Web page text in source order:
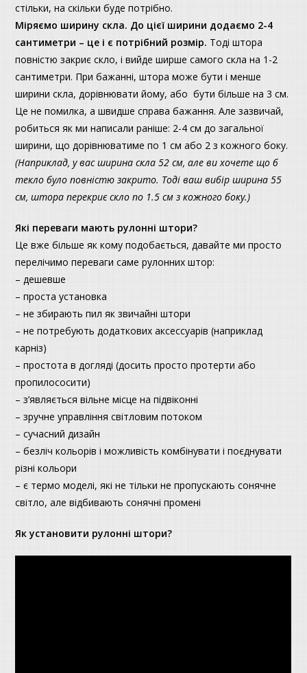
стільки, на скільки буде потрібно.
Міряємо ширину скла. До цієї ширини додаємо 2-4
сантиметри – це і є потрібний розмір. Тоді штора
повністю закриє скло, і вийде ширше самого скла на 1-2
сантиметри. При бажанні, штора може бути і менше
ширини скла, дорівнювати йому, або бути більше на 3 см.
Це не помилка, а швидше справа бажання. Але зазвичай,
робиться як ми написали раніше: 2-4 см до загальної
ширини, що дорівнюватиме по 1 см або 2 з кожного боку.
(Наприклад, у вас ширина скла 52 см, але ви хочете що б
текло було повністю закрито. Тоді ваш вибір ширина 55
см, штора перекриє скло по 1.5 см з кожного боку.)
Які переваги мають рулонні штори?
Це вже більше як кому подобається, давайте ми просто
перелічимо переваги саме рулонних штор:
– дешевше
– проста установка
– не збирають пил як звичайні штори
– не потребують додаткових аксессуарів (наприклад
карніз)
– простота в догляді (досить просто протерти або
пропилососити)
– з’являється вільне місце на підвіконні
– зручне управління світловим потоком
– сучасний дизайн
– безліч кольорів і можливість комбінувати і поєднувати
різні кольори
– є термо моделі, які не тільки не пропускають сонячне
світло, але відбивають сонячні промені
Як установити рулонні штори?